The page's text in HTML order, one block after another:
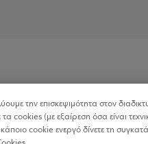
την επισκεψιμότητα στον
τα cookies (με εξαίρεση όσα είναι
cookie ενεργό δίνετε τη